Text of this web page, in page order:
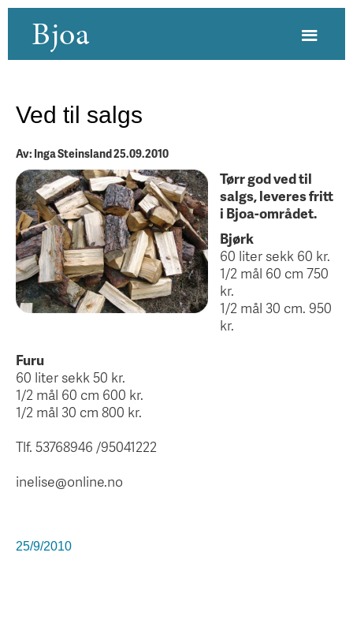
Bjoa
Ved til salgs
Av: Inga Steinsland 25.09.2010
Tørr god ved til
salgs, leveres fritt
i Bjoa-området.
Bjørk
60 liter sekk 60 kr.
1/2 mål 60 cm 750
kr.
1/2 mål 30 cm. 950
kr.
Furu
60 liter sekk 50 kr.
1/2 mål 60 cm 600 kr.
1/2 mål 30 cm 800 kr.
Tlf. 53768946 /95041222
inelise@online.no
25/9/2010